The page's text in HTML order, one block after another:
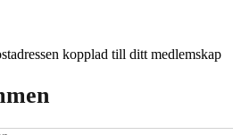
kopplad till ditt medlemskap